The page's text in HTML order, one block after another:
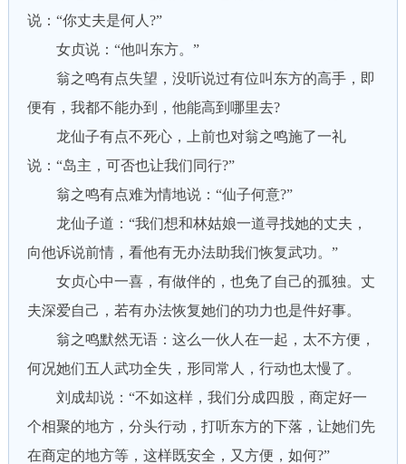
说：“你丈夫是何人?”
女贞说：“他叫东方。”
翁之鸣有点失望，没听说过有位叫东方的高手，即
便有，我都不能办到，他能高到哪里去?
龙仙子有点不死心，上前也对翁之鸣施了一礼
说：“岛主，可否也让我们同行?”
翁之鸣有点难为情地说：“仙子何意?”
龙仙子道：“我们想和林姑娘一道寻找她的丈夫，
向他诉说前情，看他有无办法助我们恢复武功。”
女贞心中一喜，有做伴的，也免了自己的孤独。丈
夫深爱自己，若有办法恢复她们的功力也是件好事。
翁之鸣默然无语：这么一伙人在一起，太不方便，
何况她们五人武功全失，形同常人，行动也太慢了。
刘成却说：“不如这样，我们分成四股，商定好一
个相聚的地方，分头行动，打听东方的下落，让她们先
在商定的地方等，这样既安全，又方便，如何?”